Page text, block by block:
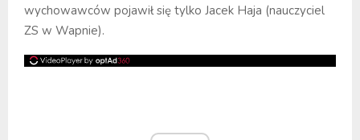
wychowawców pojawił się tylko Jacek Haja (nauczyciel
ZS w Wapnie).